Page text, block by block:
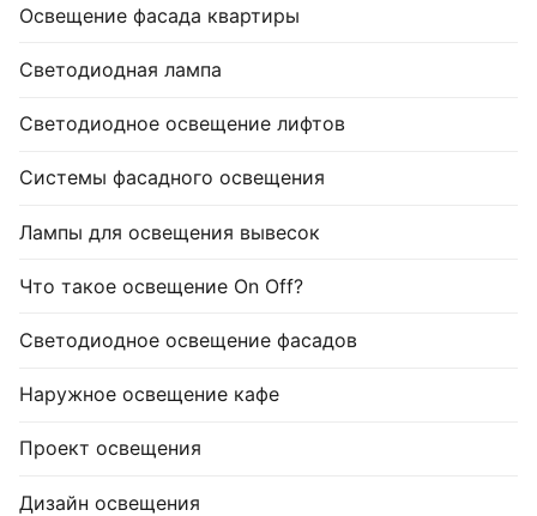
Освещение фасада квартиры
Светодиодная лампа
Светодиодное освещение лифтов
Системы фасадного освещения
Лампы для освещения вывесок
Что такое освещение On Off?
Светодиодное освещение фасадов
Наружное освещение кафе
Проект освещения
Дизайн освещения